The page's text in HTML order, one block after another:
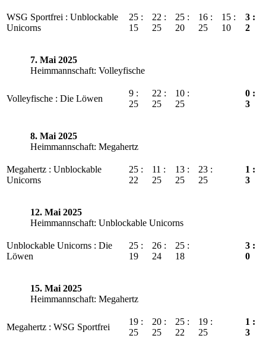
WSG Sportfrei : Unblockable
Unicorns
25 :
15
22 :
25
25 :
20
16 :
25
15 :
10
3 :
2
7. Mai 2025
Heimmannschaft: Volleyfische
Volleyfische : Die Löwen
9 :
25
22 :
25
10 :
25
0 :
3
8. Mai 2025
Heimmannschaft: Megahertz
Megahertz : Unblockable
Unicorns
25 :
22
11 :
25
13 :
25
23 :
25
1 :
3
12. Mai 2025
Heimmannschaft: Unblockable Unicorns
Unblockable Unicorns : Die
Löwen
25 :
19
26 :
24
25 :
18
3 :
0
15. Mai 2025
Heimmannschaft: Megahertz
Megahertz : WSG Sportfrei
19 :
25
20 :
25
25 :
22
19 :
25
1 :
3